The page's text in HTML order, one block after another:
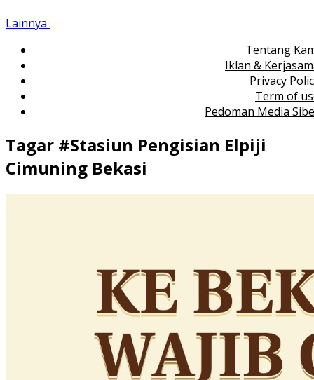
Lainnya
Tentang
Iklan &
Privacy
Term of
Pedoman Media
Tagar #Stasiun Pengisian Elpiji
Cimuning Bekasi